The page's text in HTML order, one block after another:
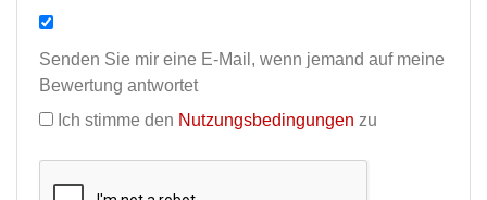
Senden Sie mir eine E-Mail, wenn jemand auf meine
Bewertung antwortet
Ich stimme den Nutzungsbedingungen zu